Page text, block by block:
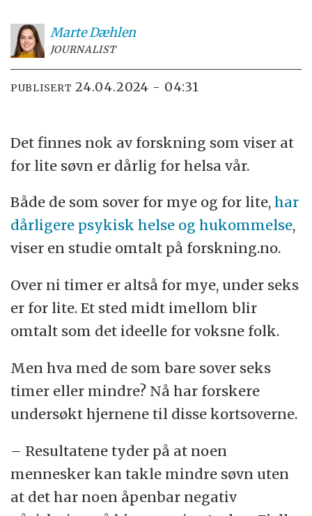
MarteDæhlen
JOURNALIST
PUBLISERT 24.04.2024 - 04:31
Det finnes nok av forskning som viser at
for lite søvn er dårlig for helsa vår.
Både de som sover for mye og for lite,har
dårligere psykisk helse og hukommelse,
viser en studie omtalt på forskning.no.
Over ni timer er altså for mye, under seks
er for lite. Et sted midt imellom blir
omtalt som det ideelle for voksne folk.
Men hva med de som bare sover seks
timer eller mindre? Nå har forskere
undersøkt hjernene til disse kortsoverne.
– Resultatene tyder på at noen
mennesker kan takle mindre søvn uten
at det har noen åpenbar negativ